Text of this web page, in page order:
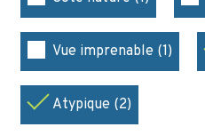
Vue imprenable (1)
Atypique (2)